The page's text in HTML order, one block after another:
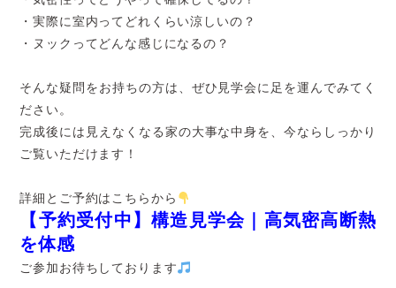
・実際に室内ってどれくらい涼しいの？
・ヌックってどんな感じになるの？
そんな疑問をお持ちの方は、ぜひ見学会に足を運んでみてく
ださい。
完成後には見えなくなる家の大事な中身を、今ならしっかり
ご覧いただけます！
詳細とご予約はこちらから
【予約受付中】構造見学会｜高気密高断熱
を体感
ご参加お待ちしております